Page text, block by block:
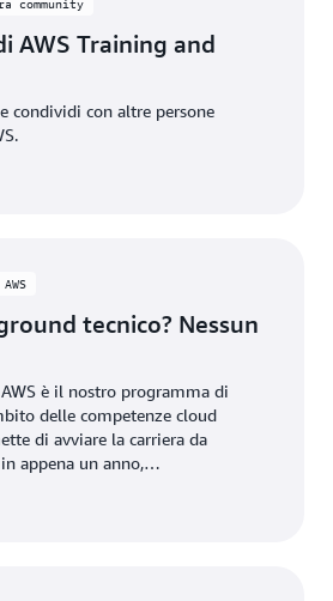
community
AWS Training and
condividi con altre persone
tecnico? Nessun
è il nostro programma di
delle competenze cloud
di avviare la carriera da
appena un anno,